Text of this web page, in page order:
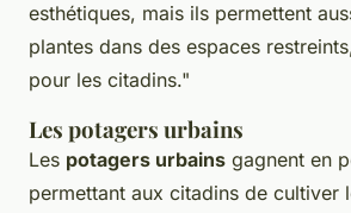
esthétiques, mais ils permettent
plantes dans des espaces
pour les citadins."
Les potagers urbains
Les potagers urbains gagnent en
permettant aux citadins de cultiver